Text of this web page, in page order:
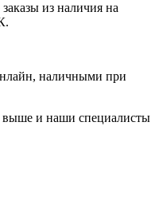
из наличия на
наличными при
выше и наши специалисты